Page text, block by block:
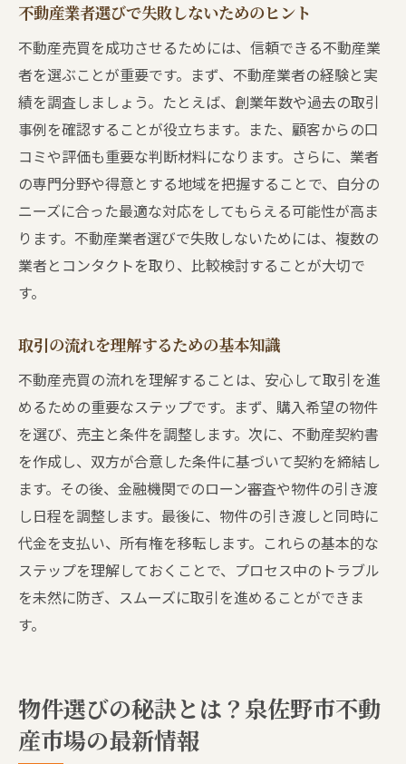
不動産業者選びで失敗しないためのヒント
不動産売買を成功させるためには、信頼できる不動産業
者を選ぶことが重要です。まず、不動産業者の経験と実
績を調査しましょう。たとえば、創業年数や過去の取引
事例を確認することが役立ちます。また、顧客からの口
コミや評価も重要な判断材料になります。さらに、業者
の専門分野や得意とする地域を把握することで、自分の
ニーズに合った最適な対応をしてもらえる可能性が高ま
ります。不動産業者選びで失敗しないためには、複数の
業者とコンタクトを取り、比較検討することが大切で
す。
取引の流れを理解するための基本知識
不動産売買の流れを理解することは、安心して取引を進
めるための重要なステップです。まず、購入希望の物件
を選び、売主と条件を調整します。次に、不動産契約書
を作成し、双方が合意した条件に基づいて契約を締結し
ます。その後、金融機関でのローン審査や物件の引き渡
し日程を調整します。最後に、物件の引き渡しと同時に
代金を支払い、所有権を移転します。これらの基本的な
ステップを理解しておくことで、プロセス中のトラブル
を未然に防ぎ、スムーズに取引を進めることができま
す。
物件選びの秘訣とは？泉佐野市不動
産市場の最新情報